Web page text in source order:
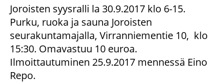
Joroisten syysralli la 30.9.2017 klo 6-15.
Purku, ruoka ja sauna Joroisten
seurakuntamajalla, Virranniementie 10, klo
15:30. Omavastuu 10 euroa.
Ilmoittautuminen 25.9.2017 mennessä Eino
Repo.